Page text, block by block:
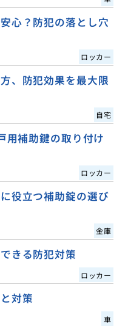
心？防犯の落とし穴
ロッカー
、防犯効果を最大限
自宅
用補助鍵の取り付け
ロッカー
役立つ補助錠の選び
金庫
きる防犯対策
ロッカー
対策
車